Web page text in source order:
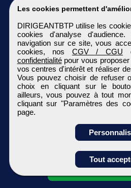
Obtenir
Les cookies permettent
DIRIGEANTBTP utilise les
cookies d'analyse
navigation sur ce site, vous
cookies, nos CGV / CGU
confidentialitépour vous
vos centres d'intérêt et réaliser
Vous pouvez choisir de refuser
choix en cliquant sur le
ailleurs, vous pouvez à tout
cliquant sur "Paramètres des
page.
Tout
Tous droits réservés